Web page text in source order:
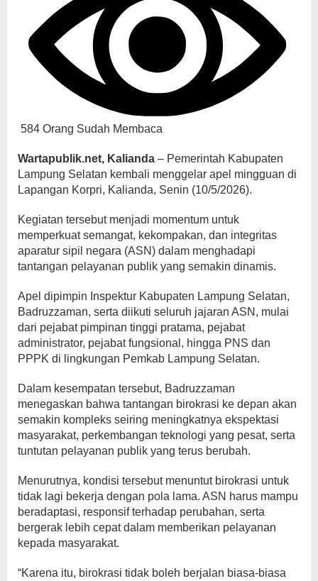
584 Orang Sudah Membaca
Wartapublik.net, Kalianda – Pemerintah Kabupaten
Lampung Selatan kembali menggelar apel mingguan di
Lapangan Korpri, Kalianda, Senin (10/5/2026).
Kegiatan tersebut menjadi momentum untuk
memperkuat semangat, kekompakan, dan integritas
aparatur sipil negara (ASN) dalam menghadapi
tantangan pelayanan publik yang semakin dinamis.
Apel dipimpin Inspektur Kabupaten Lampung Selatan,
Badruzzaman, serta diikuti seluruh jajaran ASN, mulai
dari pejabat pimpinan tinggi pratama, pejabat
administrator, pejabat fungsional, hingga PNS dan
PPPK di lingkungan Pemkab Lampung Selatan.
Dalam kesempatan tersebut, Badruzzaman
menegaskan bahwa tantangan birokrasi ke depan akan
semakin kompleks seiring meningkatnya ekspektasi
masyarakat, perkembangan teknologi yang pesat, serta
tuntutan pelayanan publik yang terus berubah.
Menurutnya, kondisi tersebut menuntut birokrasi untuk
tidak lagi bekerja dengan pola lama. ASN harus mampu
beradaptasi, responsif terhadap perubahan, serta
bergerak lebih cepat dalam memberikan pelayanan
kepada masyarakat.
“Karena itu, birokrasi tidak boleh berjalan biasa-biasa